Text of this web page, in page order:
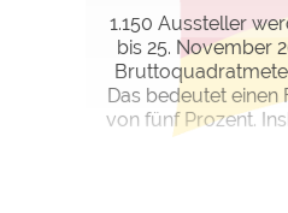
1.150 Aussteller
bis 25. November
Das bedeutet einen
von fünf Prozent.